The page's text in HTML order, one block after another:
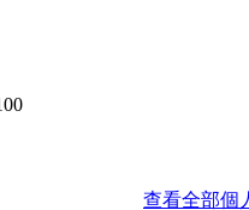
查看全部個